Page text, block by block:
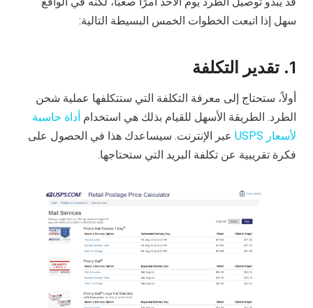
سهل إذا اتبعت الخطوات الخمس البسيطة التالية:
1. تقدير التكلفة
أولاً، ستحتاج إلى معرفة التكلفة التي ستتكلفها عملية شحن
الطرد. الطريقة الأسهل للقيام بذلك هي استخدام أداة حاسبة
لأسعار USPS
عبر الإنترنت. سيساعدك هذا في الحصول على
فكرة تقريبية عن تكلفة البريد التي ستحتاجها.